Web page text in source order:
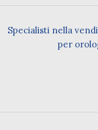
Specialisti nella
per